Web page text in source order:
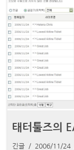
태터툴즈의
긴글 2006/11/24